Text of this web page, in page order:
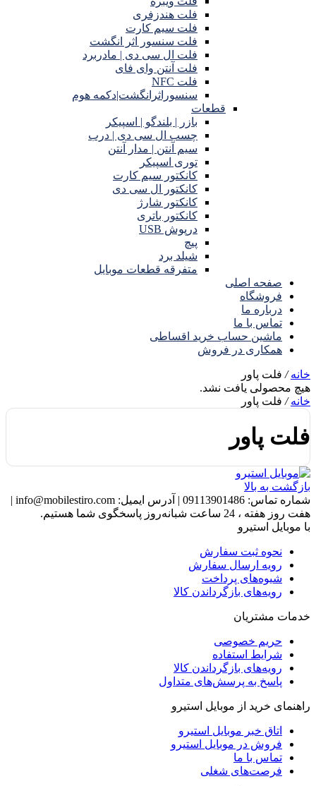
فلت هندزفری
فلت سیم کارت
فلت سنسور اثر انگشت
فلت ال سی دی | مادربرد
فلت آنتن وای فای
فلت NFC
سنسوراثرانگشت|دکمه هوم
قطعات
بازر | بلندگو | اسپیکر
چسب ال سی دی | درب
سیم آنتن | مدار آنتن
توری اسپیکر
کانکتور سیم کارت
کانکتور ال سی دی
کانکتور شارژ
کانکتور باتری
درپوش USB
پیچ
شیلد برد
متفرقه قطعات موبایل
صفحه اصلی
فروشگاه
درباره ما
تماس با ما
ماشین حساب خرید اقساطی
همکاری در فروش
خانه/ فلت پاور
هیچ محصولی یافت نشد.
خانه/ فلت پاور
فلت پاور
بازگشت به بالا
شماره تماس: 09113901486
| آدرس ایمیل: info@mobilestiro.com
|
هفت روز هفته ، 24 ساعت شبانه‌روز پاسخگوی شما هستیم.
با موبایل استیرو
نحوه ثبت سفارش
رویه ارسال سفارش
شیوه‌های پرداخت
رویه‌های بازگرداندن کالا
خدمات مشتریان
حریم خصوصی
شرایط استفاده
رویه‌های بازگرداندن کالا
پاسخ به پرسش‌های متداول
راهنمای خرید از موبایل استیرو
اتاق خبر موبایل استیرو
فروش در موبایل استیرو
تماس با ما
فرصت‌های شغلی